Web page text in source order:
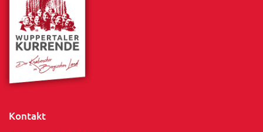
Kontakt